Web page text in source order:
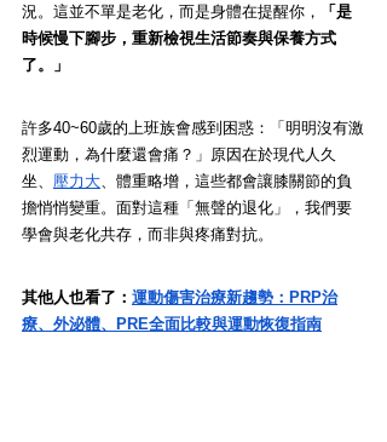
況。這並不單是老化，而是身體在提醒你，
「是
時候慢下腳步，重新檢視生活節奏與保養方式
了。」
許多40~60歲的上班族會感到困惑：「明明沒有激
烈運動，為什麼還會痛？」原因在於現代人久
坐、 壓力大 、體重略增，這些都會讓膝關節的負
擔悄悄變重。面對這種「無聲的退化」，我們要
學會與老化共存，而非與疼痛對抗。
其他人也看了： 運動傷害治療新趨勢：PRP治
療、外泌體、PRE全面比較與運動恢復指南